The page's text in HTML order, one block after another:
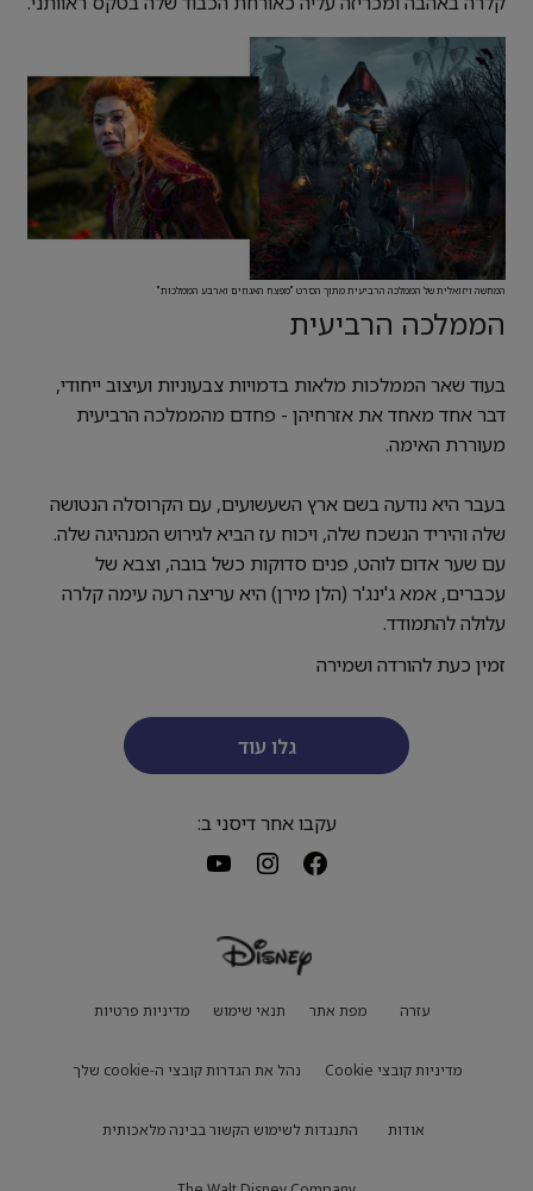
המחשה ויזואלית של הממלכה הרביעית מתוך הסרט "מפצח האגוזים וארבע הממלכות"
הממלכה הרביעית
בעוד שאר הממלכות מלאות בדמויות צבעוניות ועיצוב ייחודי,
דבר אחד מאחד את אזרחיהן - פחדם מהממלכה הרביעית
מעוררת האימה.
בעבר היא נודעה בשם ארץ השעשועים, עם הקרוסלה הנטושה
שלה והיריד הנשכח שלה, ויכוח עז הביא לגירוש המנהיגה שלה.
עם שער אדום לוהט, פנים סדוקות כשל בובה, וצבא של
עכברים, אמא ג'ינג'ר (הלן מירן) היא עריצה רעה עימה קלרה
עלולה להתמודד.
זמין כעת להורדה ושמירה
גלו עוד
עקבו אחר דיסני ב:
עזרה מפת אתר תנאי שימוש מדיניות פרטיות
מדיניות קובצי Cookie נהל את הגדרות קובצי ה-cookie שלך
אודות התנגדות לשימוש הקשור בבינה מלאכותית